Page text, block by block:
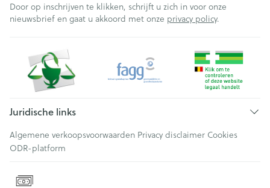
Door op inschrijven te klikken, schrijft u zich in voor onze
nieuwsbrief en gaat u akkoord met onze privacy policy.
Juridische links
Algemene verkoopsvoorwaarden Privacy disclaimer Cookies
ODR-platform